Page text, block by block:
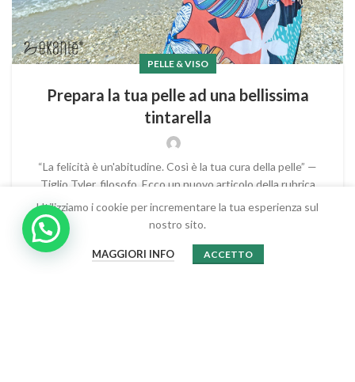
PELLE & VISO
Prepara la tua pelle ad una bellissima
tintarella
“La felicità è un'abitudine. Così è la tua cura della pelle” —
Tiglio Tyler, filosofo. Ecco un nuovo articolo della rubrica
CUORE BI...
CONTINUA A LEGGERE
Utilizziamo i cookie per incrementare la tua esperienza sul
nostro sito.
MAGGIORI INFO ACCETTO
Sidebar Wishlist Carrello